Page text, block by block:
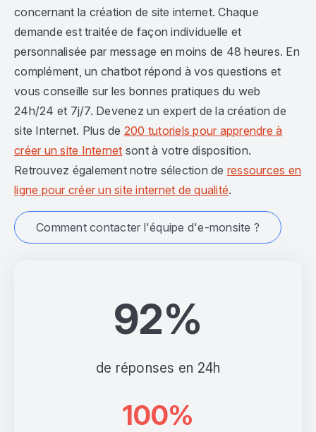
92%
de réponses en 24h
100%
concernant la création de site internet. Chaque
demande est traitée de façon individuelle et
personnalisée par message en moins de 48 heures. En
complément, un chatbot répond à vos questions et
vous conseille sur les bonnes pratiques du web
24h/24 et 7j/7. Devenez un expert de la création de
site Internet. Plus de 200 tutoriels pour apprendre à
créer un site Internet sont à votre disposition.
Retrouvez également notre sélection de ressources en
ligne pour créer un site internet de qualité.
Comment contacter l'équipe d'e-monsite ?